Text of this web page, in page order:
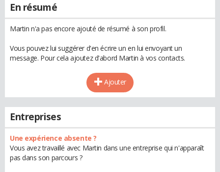
En résumé
Martin n'a pas encore ajouté de résumé à son profil.
Vous pouvez lui suggérer d'en écrire un en lui envoyant un
message. Pour cela ajoutez d'abord Martin à vos contacts.
Ajouter
Entreprises
Une expérience absente ?
Vous avez travaillé avec Martin dans une entreprise qui n'apparaît
pas dans son parcours ?